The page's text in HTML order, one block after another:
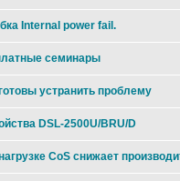
Internal power fail.
семинары
устранить проблему
DSL-2500U/BRU/D
CoS снижает